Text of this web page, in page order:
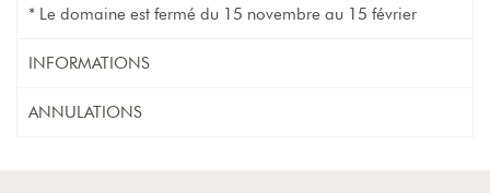
* Le domaine est fermé du 15 novembre au 15 février
INFORMATIONS
ANNULATIONS